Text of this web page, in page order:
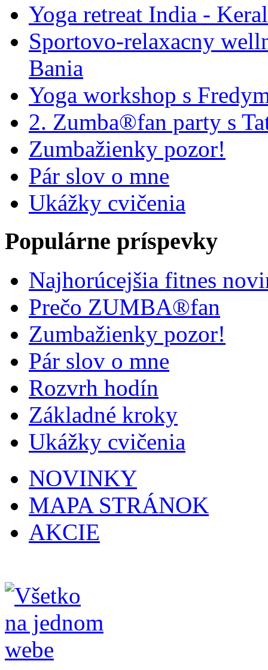
Yoga retreat India -
Sportovo-relaxacny
Bania
Yoga workshop s
2. Zumba®fan party s
Zumbažienky pozor!
Pár slov o mne
Ukážky cvičenia
Populárne príspevky
Najhorúcejšia fitnes
Prečo ZUMBA®fan
Zumbažienky pozor!
Pár slov o mne
Rozvrh hodín
Základné kroky
Ukážky cvičenia
NOVINKY
MAPA STRÁNOK
AKCIE